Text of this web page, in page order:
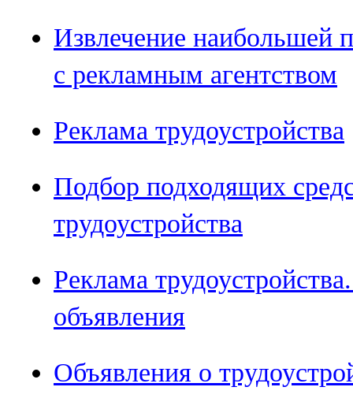
Извлечение наибольшей
с рекламным агентством
Реклама трудоустройства
Подбор подходящих
трудоустройства
Реклама
объявления
Объявления о